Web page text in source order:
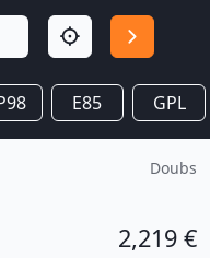
E85 GPL
Doubs
2,219 €